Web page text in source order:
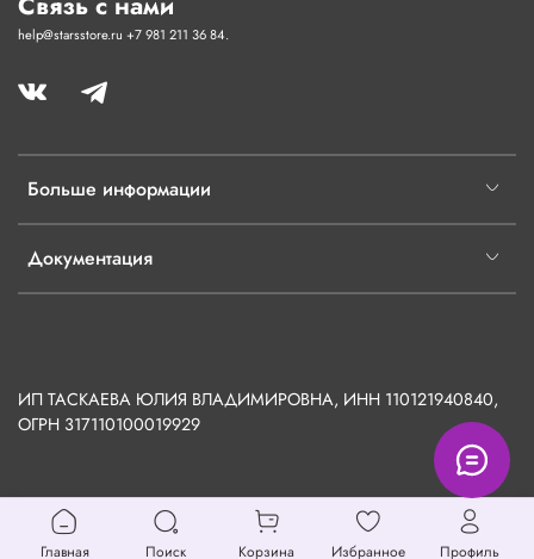
Больше информации
Документация
help@starsstore.ru +7 981 211 36 84.
ИП ТАСКАЕВА ЮЛИЯ ВЛАДИМИРОВНА, ИНН 110121940840,
ОГРН 317110100019929
Главная Поиск Корзина Избранное Профиль